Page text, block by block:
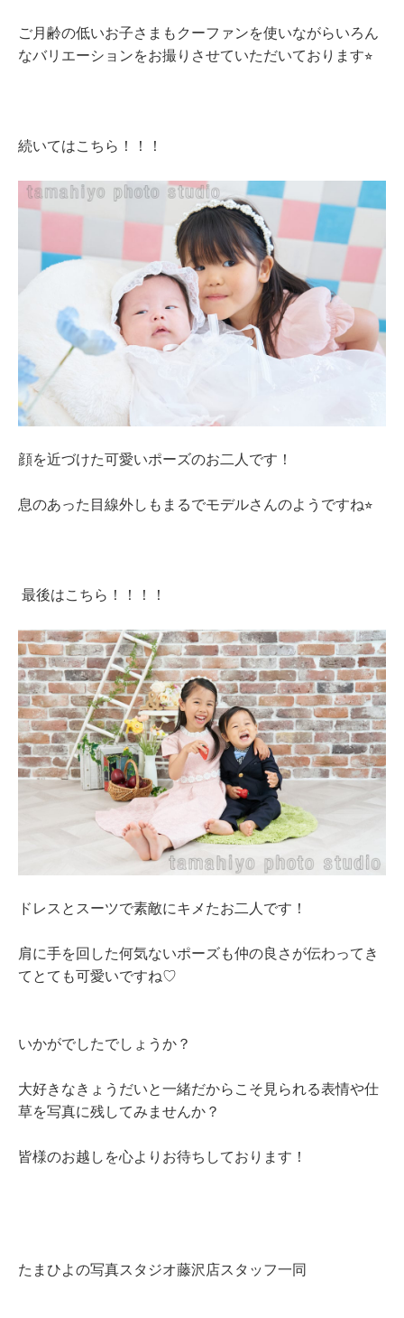
ご月齢の低いお子さまもクーファンを使いながらいろん
なバリエーションをお撮りさせていただいております⭐︎
続いてはこちら！！！
顔を近づけた可愛いポーズのお二人です！
息のあった目線外しもまるでモデルさんのようですね⭐︎
最後はこちら！！！！
ドレスとスーツで素敵にキメたお二人です！
肩に手を回した何気ないポーズも仲の良さが伝わってき
てとても可愛いですね♡
いかがでしたでしょうか？
大好きなきょうだいと一緒だからこそ見られる表情や仕
草を写真に残してみませんか？
皆様のお越しを心よりお待ちしております！
たまひよの写真スタジオ藤沢店スタッフ一同